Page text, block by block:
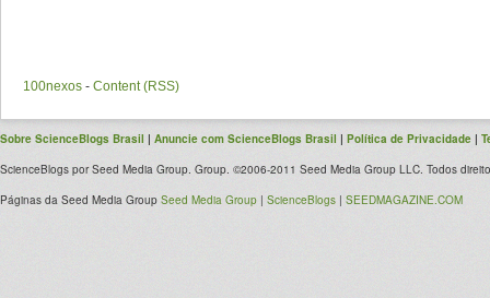
100nexos - Content (RSS)
Sobre ScienceBlogs Brasil | Anuncie com ScienceBlogs Brasil | Política de Privacidade |
ScienceBlogs por Seed Media Group. Group. ©2006-2011 Seed Media Group LLC. Todos
Páginas da Seed Media Group Seed Media Group | ScienceBlogs | SEEDMAGAZINE.COM